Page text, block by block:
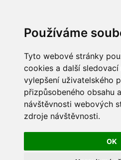
Používáme
Tyto webové stránky
cookies a další
vylepšení uživatelského
přizpůsobeného obsahu
návštěvnosti webových
zdroje návštěvnosti.
OK